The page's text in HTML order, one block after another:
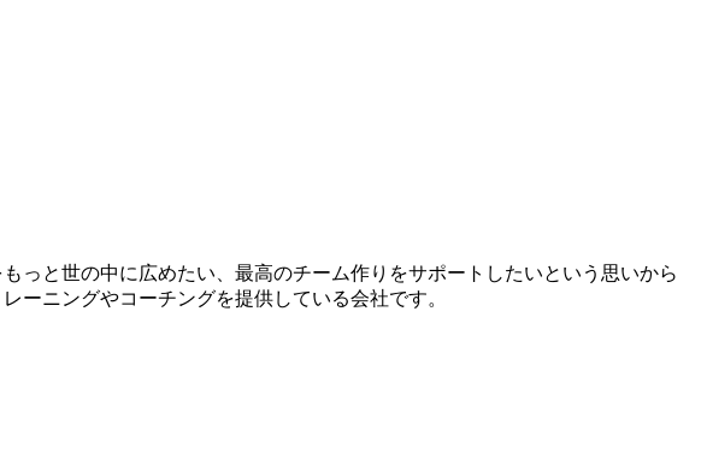
っと世の中に広めたい、最高のチーム作りをサポートしたいという思いから
ーニングやコーチングを提供している会社です。